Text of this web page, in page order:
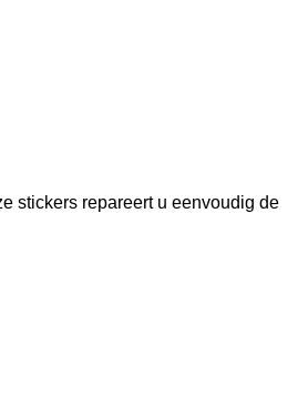
stickers repareert u eenvoudig de